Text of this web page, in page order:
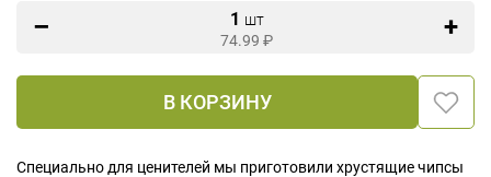
1 шт
74.99 ₽
В КОРЗИНУ
Специально для ценителей мы приготовили хрустящие чипсы